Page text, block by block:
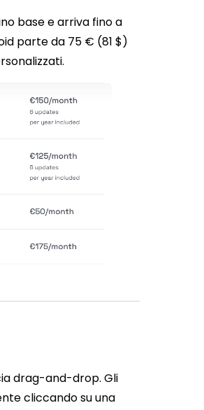
base e arriva fino a
parte da 75 € (81 $)
drag-and-drop. Gli
cliccando su una